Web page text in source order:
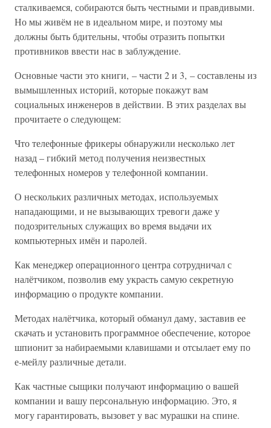
сталкиваемся, собираются быть честными и правдивыми.
Но мы живём не в идеальном мире, и поэтому мы
должны быть бдительны, чтобы отразить попытки
противников ввести нас в заблуждение.
Основные части это книги, – части 2 и 3, – составлены из
вымышленных историй, которые покажут вам
социальных инженеров в действии. В этих разделах вы
прочитаете о следующем:
Что телефонные фрикеры обнаружили несколько лет
назад – гибкий метод получения неизвестных
телефонных номеров у телефонной компании.
О нескольких различных методах, используемых
нападающими, и не вызывающих тревоги даже у
подозрительных служащих во время выдачи их
компьютерных имён и паролей.
Как менеджер операционного центра сотрудничал с
налётчиком, позволив ему украсть самую секретную
информацию о продукте компании.
Методах налётчика, который обманул даму, заставив ее
скачать и установить программное обеспечение, которое
шпионит за набираемыми клавишами и отсылает ему по
е-мейлу различные детали.
Как частные сыщики получают информацию о вашей
компании и вашу персональную информацию. Это, я
могу гарантировать, вызовет у вас мурашки на спине.